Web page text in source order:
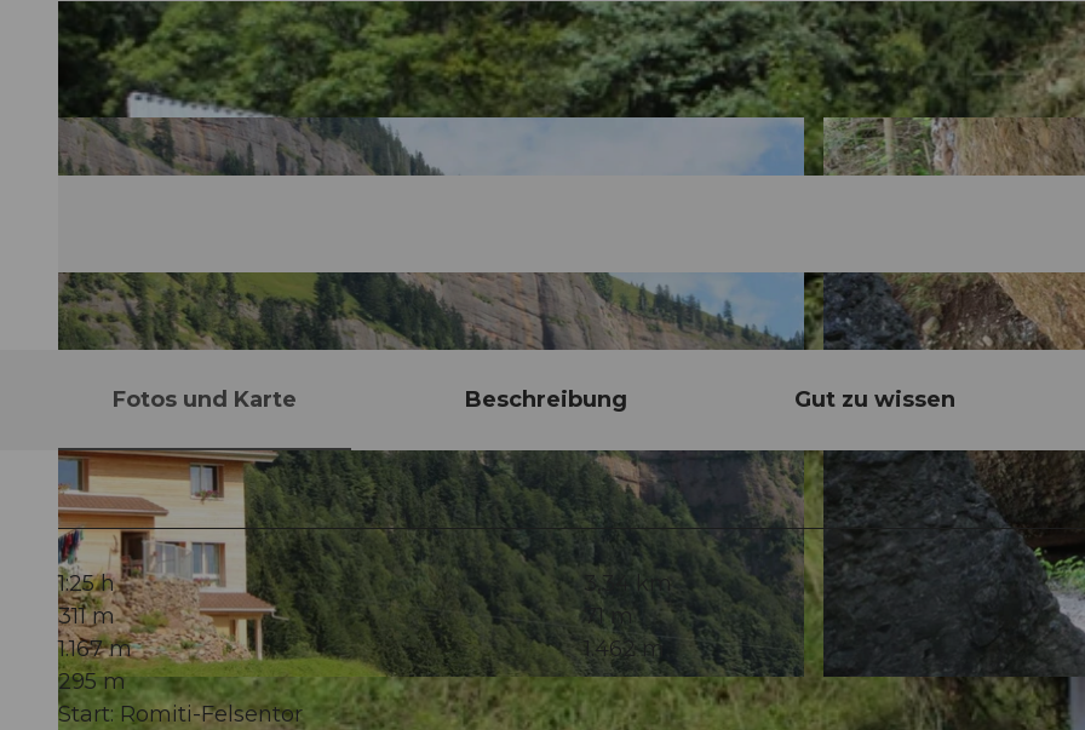
© Gäste-Service Rigi, Gäste-Service Rigi, BENUTZER1 © Gäste-Service Rigi, Gäste-Service Rigi, BENUTZER1
Fotos und Karte Beschreibung Gut zu wissen
1:25 h
3,34 km
311 m
71 m
1.167 m
1.462 m
295 m
Start: Romiti-Felsentor